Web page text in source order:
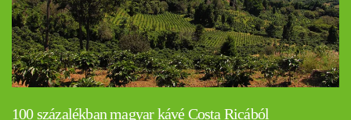
100 százalékban magyar kávé Costa Ricából